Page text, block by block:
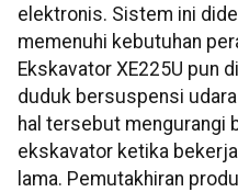
elektronis. Sistem ini
memenuhi kebutuhan
Ekskavator XE225U pun
duduk bersuspensi
hal tersebut mengurangi
ekskavator ketika
lama. Pemutakhiran